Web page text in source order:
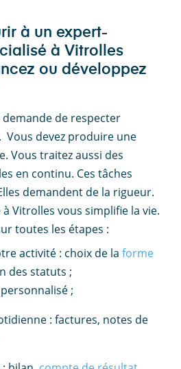
à un expert-
à Vitrolles
ou développez
de respecter
devez produire une
Vous traitez aussi des
en continu. Ces tâches
demandent de la rigueur.
Vitrolles vous simplifie la vie.
toutes les étapes :
activité : choix de la forme
des statuts ;
;
: factures, notes de